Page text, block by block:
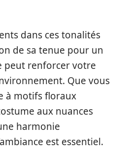
dans ces tonalités
de sa tenue pour un
peut renforcer votre
Que vous
à motifs floraux
aux nuances
harmonie
est essentiel.